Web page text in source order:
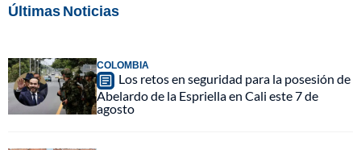
Últimas Noticias
COLOMBIA
Los retos en seguridad para la posesión de
Abelardo de la Espriella en Cali este 7 de
agosto